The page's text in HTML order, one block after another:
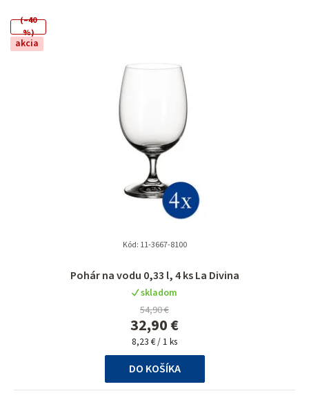
akcia
Pohár na vodu 0,33 l, 4 ks La Divina
skladom
32,90 €
54,90 €
(–40
%)
Jednotková
cena:
8,23 € / 1 ks
DO KOŠÍKA
Kód: 11-3667-8100